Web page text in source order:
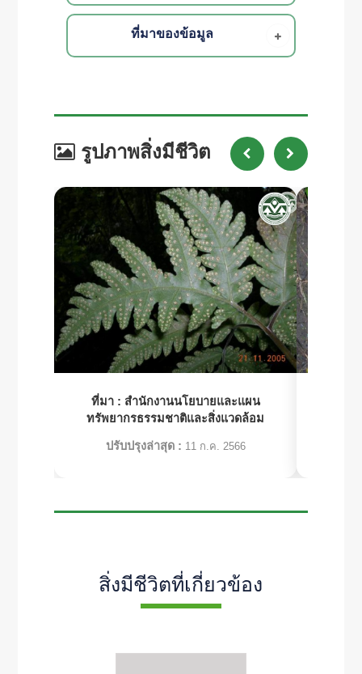
ที่มาของข้อมูล
รูปภาพสิ่งมีชีวิต
ที่มา : สำนักงานนโยบายและแผน
ทรัพยากรธรรมชาติและสิ่งแวดล้อม
ปรับปรุงล่าสุด : 11 ก.ค. 2566
สิ่งมีชีวิตที่เกี่ยวข้อง